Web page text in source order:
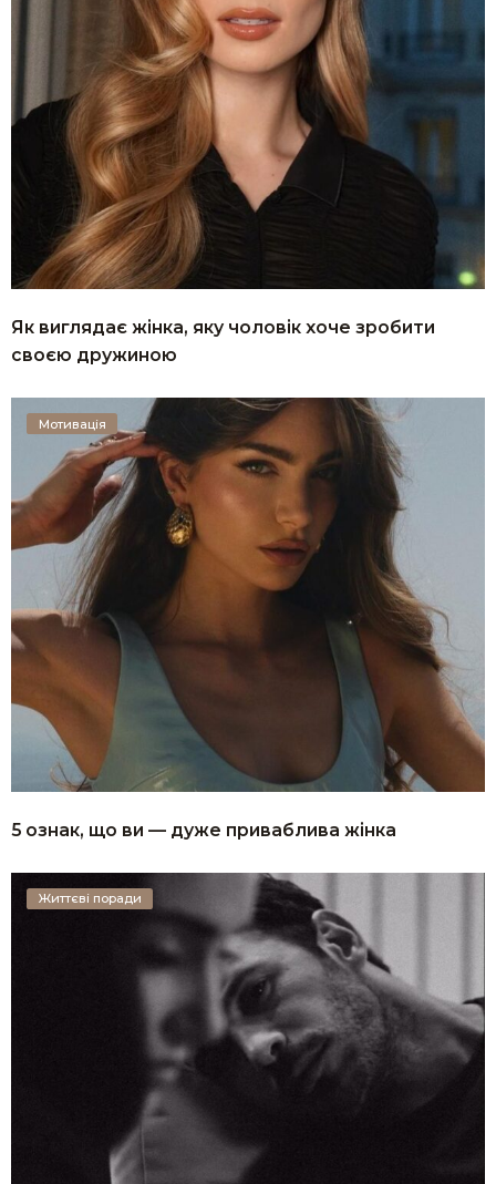
Як виглядає жінка, яку чоловік хоче зробити
своєю дружиною
5 ознак, що ви — дуже приваблива жінка
Мотивація
Життєві поради